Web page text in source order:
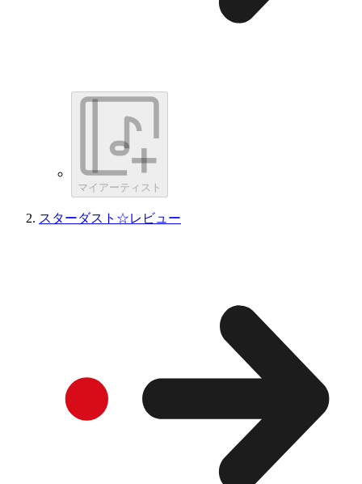
マイアーティスト
スターダスト☆レビュー